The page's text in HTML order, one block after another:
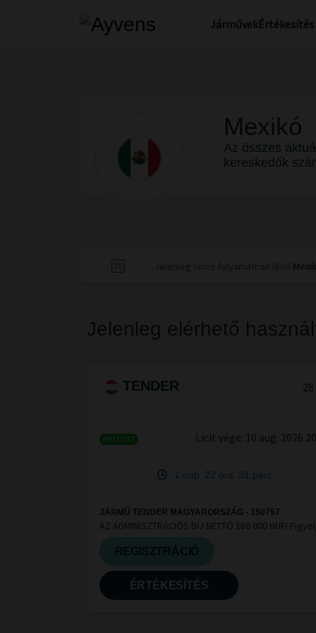
JárművekÉrtékesítés
Mexikó
Az összes
kereskedők
Jelenleg nincs folyamatban lévő
Jelenleg elérhető
TENDER 28
NYITOTT Licit vége: 10 aug. 2026
1 nap 22 óra 31 perc
JÁRMŰ TENDER MAGYARORSZÁG - 150757
AZ ADMINISZTRÁCIÓS DÍJ NETTÓ 186 000 HUF!
ÉRTÉKESÍTÉS